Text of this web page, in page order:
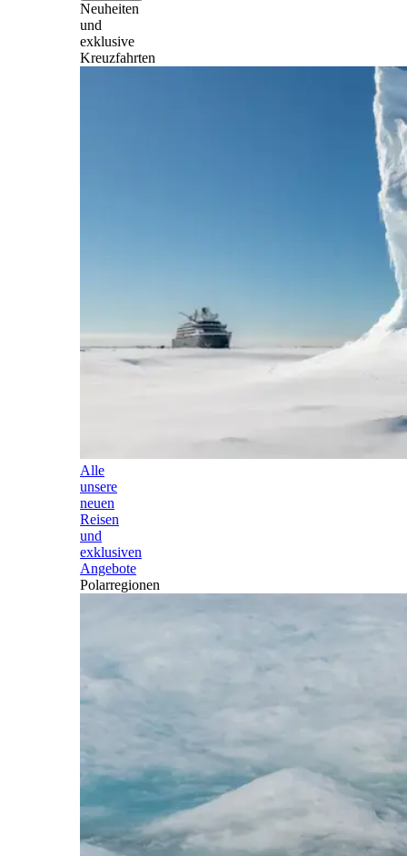
Neuheiten
und
exklusive
Kreuzfahrten
Alle
unsere
neuen
Reisen
und
exklusiven
Angebote
Polarregionen